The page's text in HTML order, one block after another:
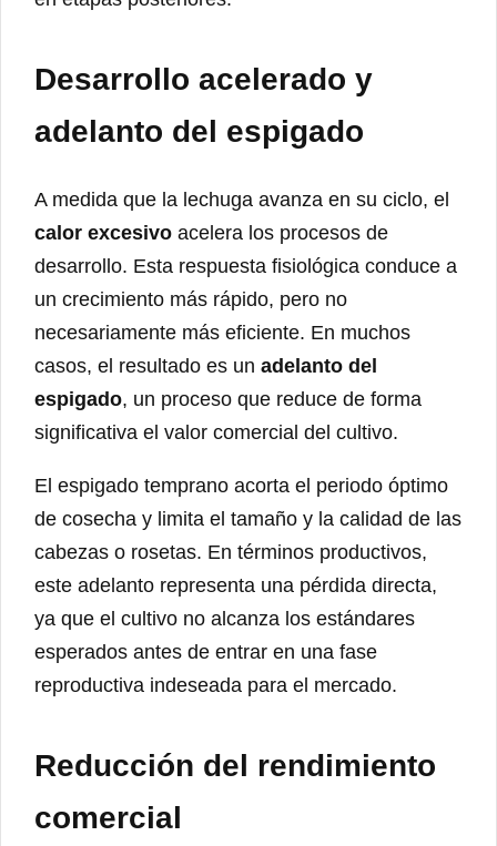
Desarrollo acelerado y
adelanto del espigado
A medida que la lechuga avanza en su ciclo, el
calor excesivo acelera los procesos de
desarrollo. Esta respuesta fisiológica conduce a
un crecimiento más rápido, pero no
necesariamente más eficiente. En muchos
casos, el resultado es un adelanto del
espigado, un proceso que reduce de forma
significativa el valor comercial del cultivo.
El espigado temprano acorta el periodo óptimo
de cosecha y limita el tamaño y la calidad de las
cabezas o rosetas. En términos productivos,
este adelanto representa una pérdida directa,
ya que el cultivo no alcanza los estándares
esperados antes de entrar en una fase
reproductiva indeseada para el mercado.
Reducción del rendimiento
comercial